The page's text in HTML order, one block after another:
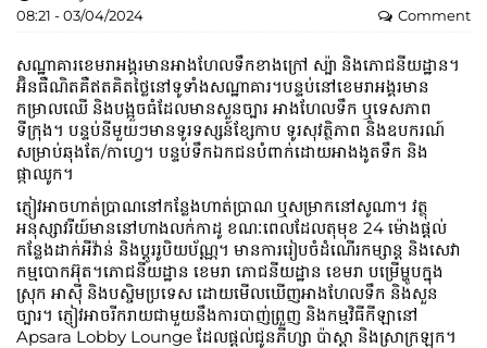
08:21 - 03/04/2024
Comment
សណ្ឋាគារខេមរាអង្គរមានអាងហែលទឹកខាងក្រៅ ស្ប៉ា និងភោជនីយដ្ឋាន។
អ៊ិនធឺណិតគឺឥតគិតថ្លៃនៅទូទាំងសណ្ឋាគារ។បន្ទប់នៅខេមរាអង្គរមាន
កម្រាលឈើ និងបង្អួចធំដែលមានសួនច្បារ អាងហែលទឹក ឬទេសភាព
ទីក្រុង។ បន្ទប់នីមួយៗមានទូរទស្សន៍ខ្សែកាប ទូរសុវត្ថិភាព និងឧបករណ៍
សម្រាប់ឆុងតែ/កាហ្វេ។ បន្ទប់ទឹកឯកជនបំពាក់ដោយអាងងូតទឹក និង
ផ្កាឈូក។
ភ្ញៀវ​អាច​ហាត់ប្រាណ​នៅ​កន្លែង​ហាត់ប្រាណ ឬ​សម្រាក​នៅ​សូណា។ វត្ថុ
អនុស្សាវរីយ៍មាននៅហាងលក់កាដូ ខណៈពេលដែលតុមុខ 24 ម៉ោងផ្តល់
កន្លែងដាក់អីវ៉ាន់ និងប្តូររូបិយប័ណ្ណ។ មានការរៀបចំដំណើរកម្សាន្ត និងសេវា
កម្មបោកអ៊ុត។ភោជនីយដ្ឋាន ខេមរា ភោជនីយដ្ឋាន ខេមរា បម្រើម្ហូបក្នុង
ស្រុក អាស៊ី និងបស្ចិមប្រទេស ដោយមើលឃើញអាងហែលទឹក និងសួន
ច្បារ។ ភ្ញៀវ​អាច​រីករាយ​ជាមួយ​នឹង​ការ​បាញ់​ព្រួញ និង​កម្មវិធី​កីឡា​នៅ
Apsara Lobby Lounge ដែល​ផ្តល់​ជូន​ភីហ្សា ប៉ាស្តា និង​ស្រាក្រឡុក។